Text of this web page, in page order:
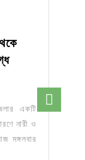
একটি
নারী ও
মঙ্গলবার